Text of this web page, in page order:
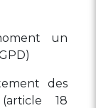
un
des
18